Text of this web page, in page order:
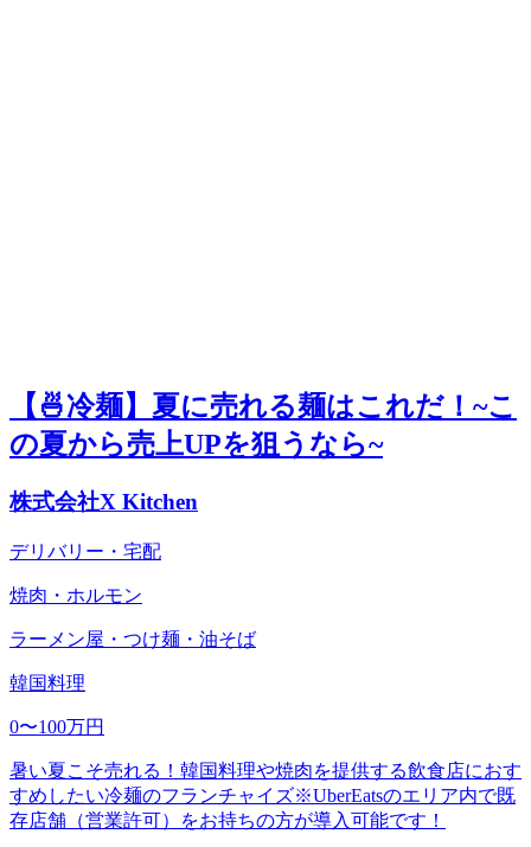
【🍜冷麺】夏に売れる麺はこれだ！~こ
の夏から売上UPを狙うなら~
株式会社X Kitchen
デリバリー・宅配
焼肉・ホルモン
ラーメン屋・つけ麺・油そば
韓国料理
0〜100万円
暑い夏こそ売れる！韓国料理や焼肉を提供する飲食店におす
すめしたい冷麺のフランチャイズ※UberEatsのエリア内で既
存店舗（営業許可）をお持ちの方が導入可能です！